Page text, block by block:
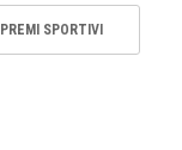
PREMI SPORTIVI